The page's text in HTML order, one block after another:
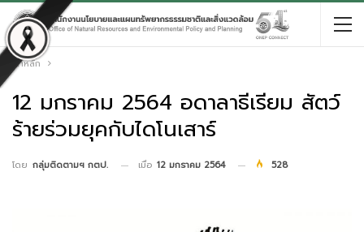
หน้าหลัก
12 มกราคม 2564 อดาลาธีเรียม สัตว์
ร้ายร่วมยุคกับไดโนเสาร์
โดย กลุ่มติดตามฯ กตป. เมื่อ 12 มกราคม 2564 528